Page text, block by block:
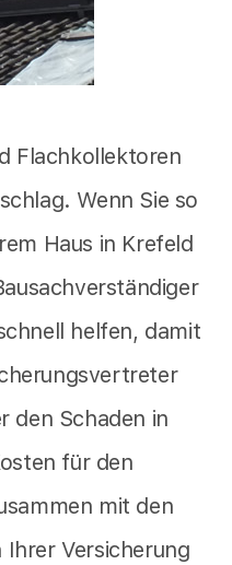
Flachkollektoren
Wenn Sie so
Haus in Krefeld
helfen, damit
den Schaden in
für den
mit den
Versicherung